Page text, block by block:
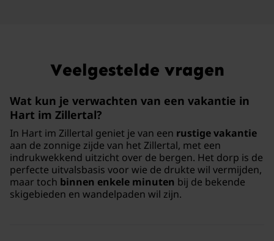
Veelgestelde vragen
Wat kun je verwachten van een vakantie in
Hart im Zillertal?
In Hart im Zillertal geniet je van een rustige vakantie
aan de zonnige zijde van het Zillertal, met een
indrukwekkend uitzicht over de bergen. Het dorp is de
perfecte uitvalsbasis voor wie de drukte wil vermijden,
maar toch binnen enkele minuten bij de bekende
skigebieden en wandelpaden wil zijn.